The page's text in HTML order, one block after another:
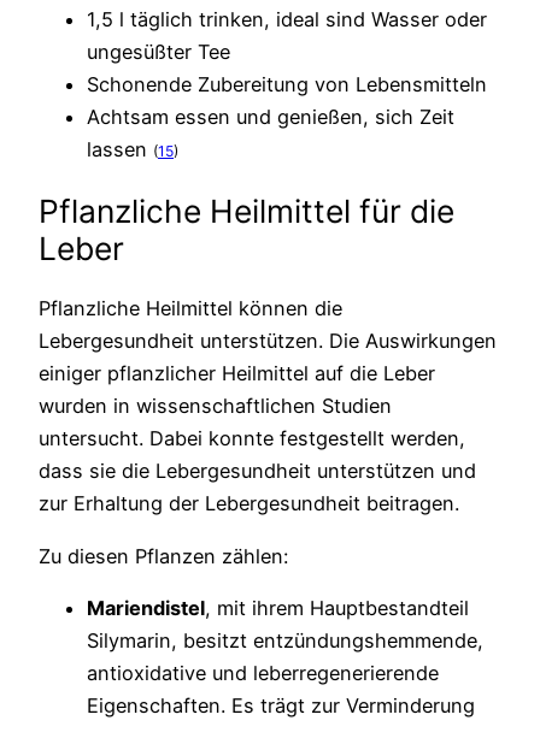
1,5 l täglich trinken, ideal sind Wasser oder
ungesüßter Tee
Schonende Zubereitung von Lebensmitteln
Achtsam essen und genießen, sich Zeit
lassen (15)
Pflanzliche Heilmittel für die
Leber
Pflanzliche Heilmittel können die
Lebergesundheit unterstützen. Die Auswirkungen
einiger pflanzlicher Heilmittel auf die Leber
wurden in wissenschaftlichen Studien
untersucht. Dabei konnte festgestellt werden,
dass sie die Lebergesundheit unterstützen und
zur Erhaltung der Lebergesundheit beitragen.
Zu diesen Pflanzen zählen:
Mariendistel, mit ihrem Hauptbestandteil
Silymarin, besitzt entzündungshemmende,
antioxidative und leberregenerierende
Eigenschaften. Es trägt zur Verminderung